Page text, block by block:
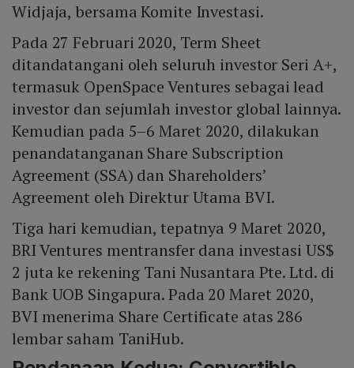
Widjaja, bersama Komite Investasi.
Pada 27 Februari 2020, Term Sheet
ditandatangani oleh seluruh investor Seri A+,
termasuk OpenSpace Ventures sebagai lead
investor dan sejumlah investor global lainnya.
Kemudian pada 5–6 Maret 2020, dilakukan
penandatanganan Share Subscription
Agreement (SSA) dan Shareholders’
Agreement oleh Direktur Utama BVI.
Tiga hari kemudian, tepatnya 9 Maret 2020,
BRI Ventures mentransfer dana investasi US$
2 juta ke rekening Tani Nusantara Pte. Ltd. di
Bank UOB Singapura. Pada 20 Maret 2020,
BVI menerima Share Certificate atas 286
lembar saham TaniHub.